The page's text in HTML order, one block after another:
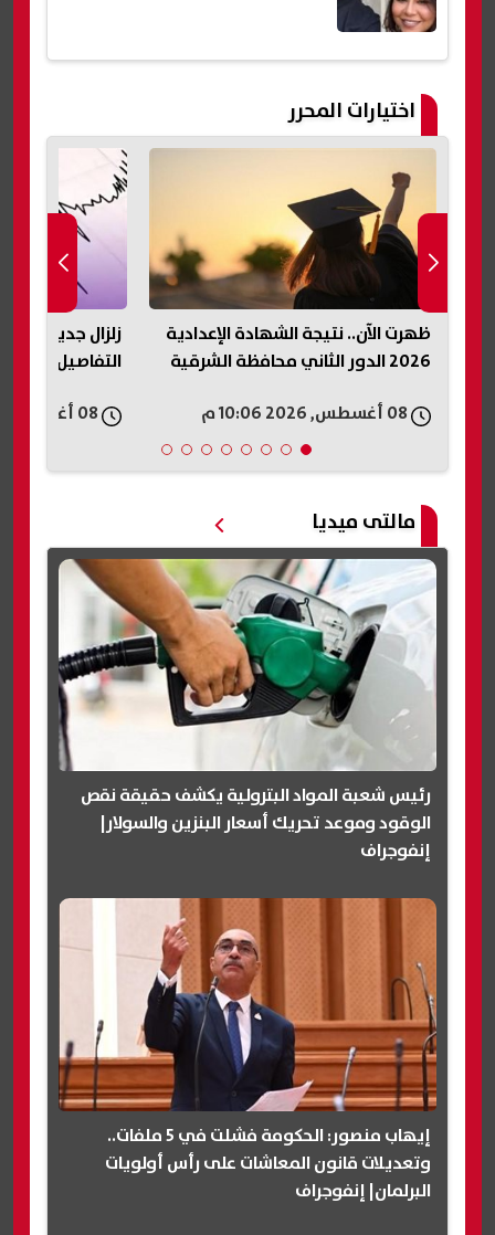
اختيارات المحرر
ظهرت الآن.. نتيجة الشهادة الإعدادية
2026 الدور الثاني محافظة الشرقية
زلزال جديد يضرب
التفاصيل
مالتى ميديا
رئيس شعبة المواد البترولية يكشف حقيقة نقص
الوقود وموعد تحريك أسعار البنزين والسولار|
إنفوجراف
إيهاب منصور: الحكومة فشلت في 5 ملفات..
وتعديلات قانون المعاشات على رأس أولويات
البرلمان| إنفوجراف